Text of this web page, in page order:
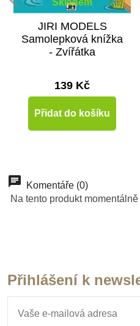
Skladem
JIRI MODELS
Samolepková knížka
- Zvířátka
139 Kč
Přidat do košíku
Skladem
JIRI MODELS
Komentáře (0)
Na tento produkt
Přihlášení k